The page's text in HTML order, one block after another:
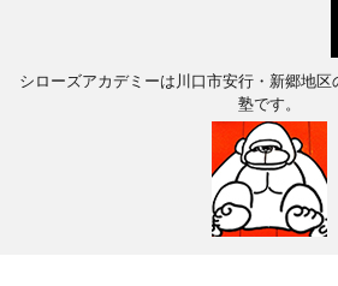
シローズアカデミーは川口市安行・新郷地
塾です。